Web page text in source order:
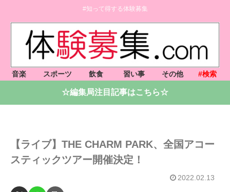
#知って得する体験募集
音楽 スポーツ 飲食 習い事 その他 #検索
☆編集局注目記事はこちら☆
【ライブ】THE CHARM PARK、全国アコー
スティックツアー開催決定！
2022.02.13